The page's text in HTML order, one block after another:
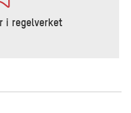
i regelverket